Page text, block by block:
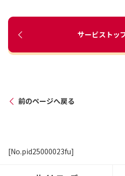
サービストッ
前のページへ戻る
[No.pid25000023fu]